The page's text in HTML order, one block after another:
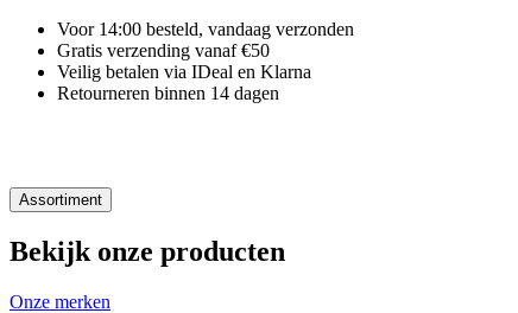
Voor 14:00 besteld, vandaag verzonden
Gratis verzending vanaf €50
Veilig betalen via IDeal en Klarna
Retourneren binnen 14 dagen
Assortiment
Bekijk onze producten
Onze merken